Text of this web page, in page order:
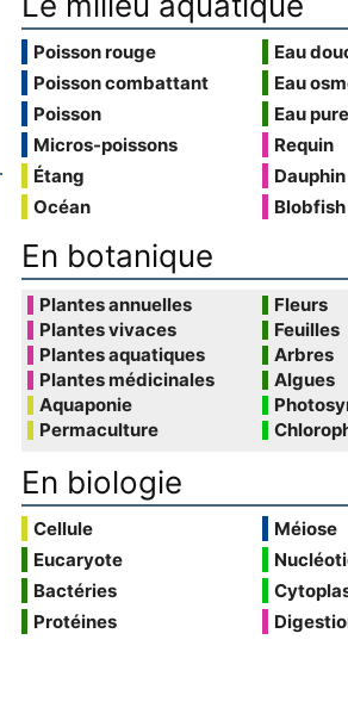
Poisson rouge
Poisson combattant
Poisson
Micros-poissons
Étang
Océan
Eau
Eau
Eau pure
Requin
Dauphin
Blobfish
En botanique
Plantes annuelles
Plantes vivaces
Plantes aquatiques
Plantes médicinales
Aquaponie
Permaculture
Fleurs
Feuilles
Arbres
Algues
En biologie
Cellule
Eucaryote
Bactéries
Protéines
Méiose